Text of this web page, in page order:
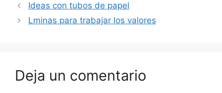
Ideas con tubos de papel
Lminas para trabajar los valores
Deja un comentario